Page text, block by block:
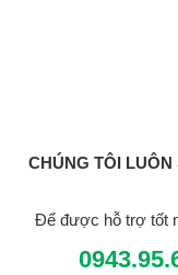
CHÚNG TÔI
Để được hỗ trợ tốt